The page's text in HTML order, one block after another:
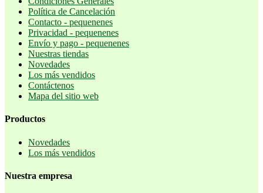
Política de Cancelación
Contacto - pequenenes
Privacidad - pequenenes
Envío y pago - pequenenes
Nuestras tiendas
Novedades
Los más vendidos
Contáctenos
Mapa del sitio web
Productos
Novedades
Los más vendidos
Nuestra empresa